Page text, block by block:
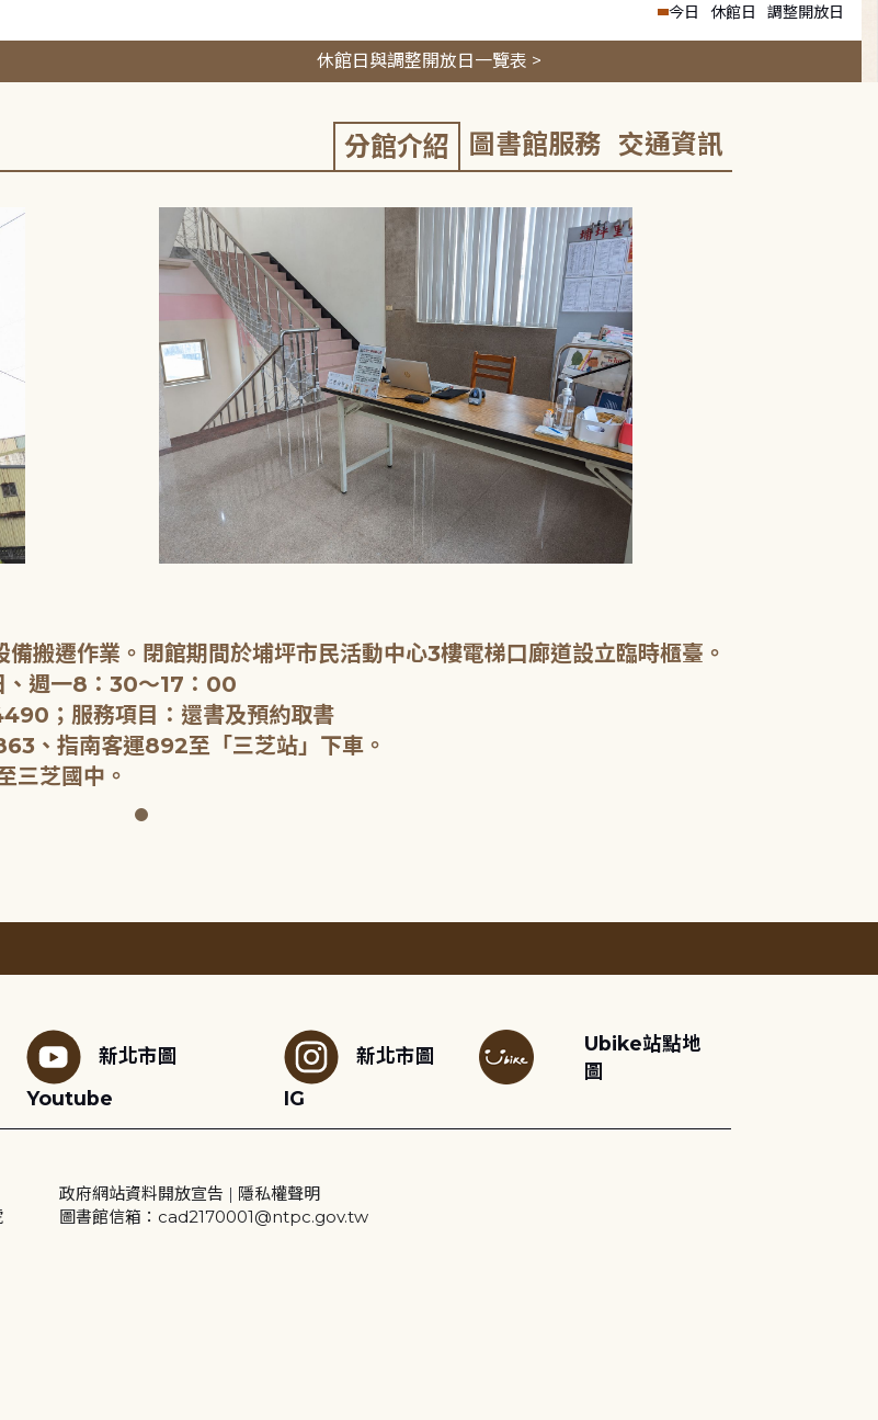
今日 休館日 調整開放日
休館日與調整開放日一覽表 >
分館介紹 圖書館服務 交通資訊
搬遷作業。閉館期間於埔坪市民活動中心3樓電梯口廊道設立臨時櫃臺。
、週一8：30～17：00
；服務項目：還書及預約取書
、指南客運892至「三芝站」下車。
三芝國中。
新北市圖
Youtube
新北市圖
IG
Ubike站點地
圖
政府網站資料開放宣告 | 隱私權聲明
圖書館信箱：cad2170001@ntpc.gov.tw